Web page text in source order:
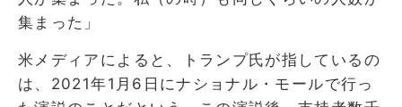
集まった」
米メディアによると、トランプ氏が指しているの
は、2021年1月6日にナショナル・モールで行っ